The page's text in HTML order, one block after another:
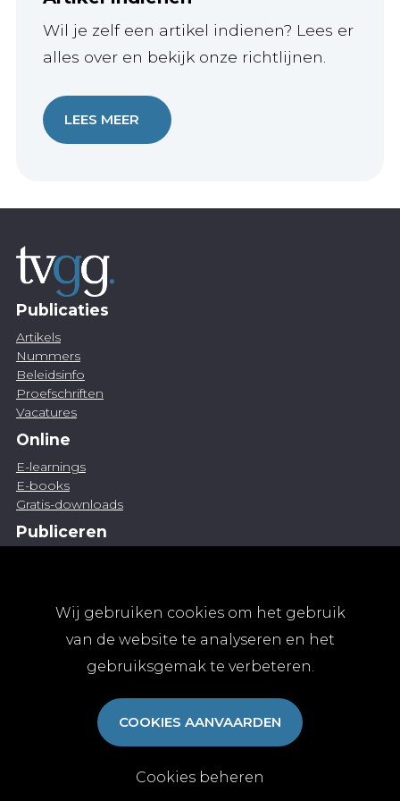
Wij gebruiken cookies om het gebruik
van de website te analyseren en het
gebruiksgemak te verbeteren.
COOKIES AANVAARDEN
Cookies beheren
Wil je zelf een artikel indienen? Lees er
alles over en bekijk onze richtlijnen.
LEES MEER
Publicaties
Artikels
Nummers
Beleidsinfo
Proefschriften
Vacatures
Online
E-learnings
E-books
Gratis-downloads
Publiceren
Abonnementen
Algemene abonnementsvoorwaarden